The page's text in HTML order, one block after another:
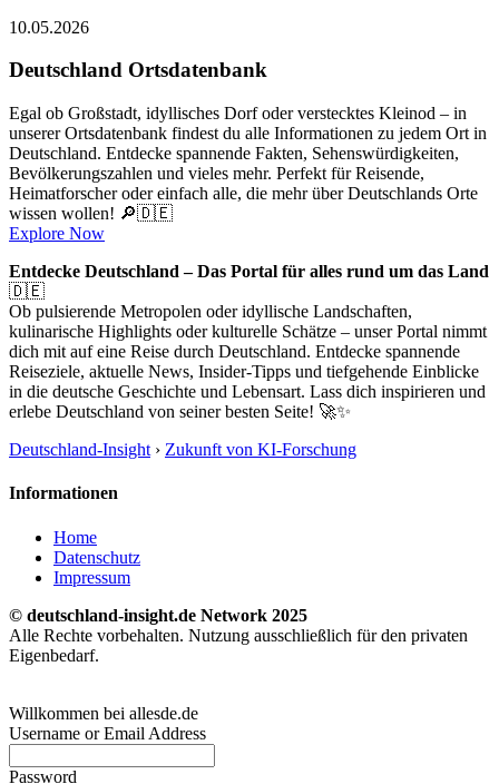
10.05.2026
Deutschland Ortsdatenbank
Egal ob Großstadt, idyllisches Dorf oder verstecktes Kleinod – in
unserer Ortsdatenbank findest du alle Informationen zu jedem Ort in
Deutschland. Entdecke spannende Fakten, Sehenswürdigkeiten,
Bevölkerungszahlen und vieles mehr. Perfekt für Reisende,
Heimatforscher oder einfach alle, die mehr über Deutschlands Orte
wissen wollen! 🔎🇩🇪
Explore Now
Entdecke Deutschland – Das Portal für alles rund um das Land
🇩🇪
Ob pulsierende Metropolen oder idyllische Landschaften,
kulinarische Highlights oder kulturelle Schätze – unser Portal nimmt
dich mit auf eine Reise durch Deutschland. Entdecke spannende
Reiseziele, aktuelle News, Insider-Tipps und tiefgehende Einblicke
in die deutsche Geschichte und Lebensart. Lass dich inspirieren und
erlebe Deutschland von seiner besten Seite! 🚀✨
Deutschland-Insight › Zukunft von KI-Forschung
Informationen
Home
Datenschutz
Impressum
© deutschland-insight.de Network 2025
Alle Rechte vorbehalten. Nutzung ausschließlich für den privaten
Eigenbedarf.
Willkommen bei allesde.de
Username or Email Address
Password